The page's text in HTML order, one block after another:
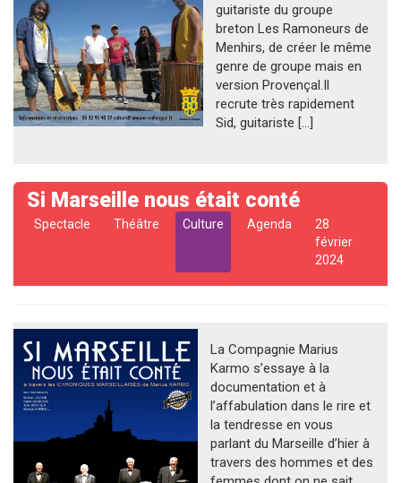
guitariste du groupe
breton Les Ramoneurs de
Menhirs, de créer le même
genre de groupe mais en
version Provençal.Il
recrute très rapidement
Sid, guitariste […]
Si Marseille nous était conté
Spectacle Théâtre Culture Agenda
28
février
2024
La Compagnie Marius
Karmo s’essaye à la
documentation et à
l’affabulation dans le rire et
la tendresse en vous
parlant du Marseille d’hier à
travers des hommes et des